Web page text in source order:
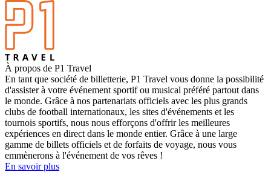
À propos de P1 Travel
En tant que société de billetterie, P1 Travel vous donne la possibilité
d'assister à votre événement sportif ou musical préféré partout dans
le monde. Grâce à nos partenariats officiels avec les plus grands
clubs de football internationaux, les sites d'événements et les
tournois sportifs, nous nous efforçons d'offrir les meilleures
expériences en direct dans le monde entier. Grâce à une large
gamme de billets officiels et de forfaits de voyage, nous vous
emmènerons à l'événement de vos rêves !
En savoir plus